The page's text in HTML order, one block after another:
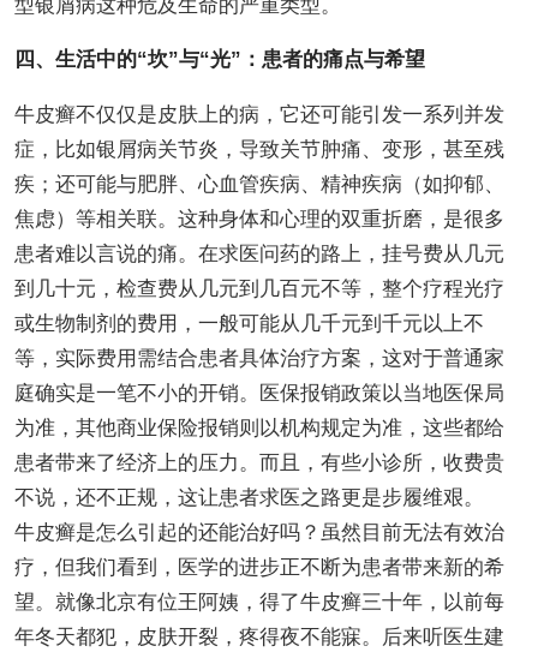
型银屑病这种危及生命的严重类型。
四、生活中的“坎”与“光”：患者的痛点与希望
牛皮癣不仅仅是皮肤上的病，它还可能引发一系列并发
症，比如银屑病关节炎，导致关节肿痛、变形，甚至残
疾；还可能与肥胖、心血管疾病、精神疾病（如抑郁、
焦虑）等相关联。这种身体和心理的双重折磨，是很多
患者难以言说的痛。在求医问药的路上，挂号费从几元
到几十元，检查费从几元到几百元不等，整个疗程光疗
或生物制剂的费用，一般可能从几千元到千元以上不
等，实际费用需结合患者具体治疗方案，这对于普通家
庭确实是一笔不小的开销。医保报销政策以当地医保局
为准，其他商业保险报销则以机构规定为准，这些都给
患者带来了经济上的压力。而且，有些小诊所，收费贵
不说，还不正规，这让患者求医之路更是步履维艰。
牛皮癣是怎么引起的还能治好吗？虽然目前无法有效治
疗，但我们看到，医学的进步正不断为患者带来新的希
望。就像北京有位王阿姨，得了牛皮癣三十年，以前每
年冬天都犯，皮肤开裂，疼得夜不能寐。后来听医生建